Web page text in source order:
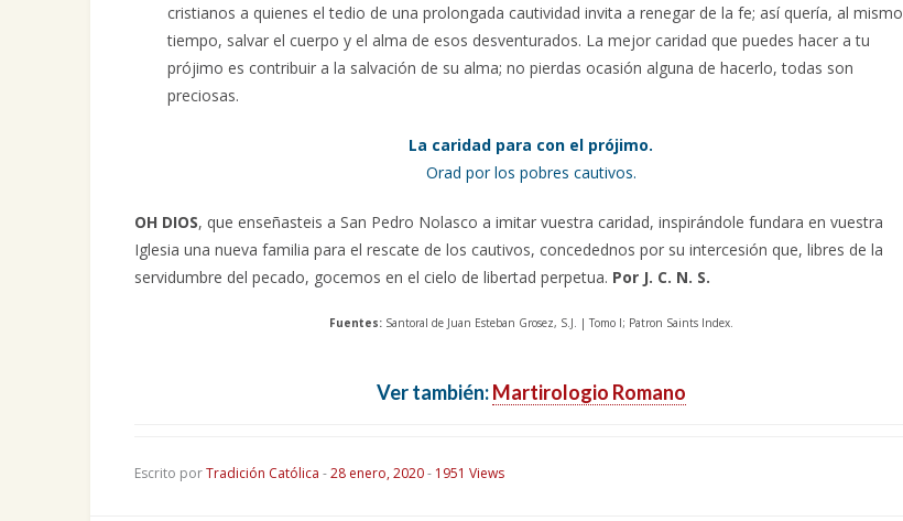
cristianos a quienes el tedio de una prolongada cautividad invita a renegar de la fe; así quería, al mismo
tiempo, salvar el cuerpo y el alma de esos desventurados. La mejor caridad que puedes hacer a tu
prójimo es contribuir a la salvación de su alma; no pierdas ocasión alguna de hacerlo, todas son
preciosas.
La caridad para con el prójimo.
Orad por los pobres cautivos.
OH DIOS, que enseñasteis a San Pedro Nolasco a imitar vuestra caridad, inspirándole fundara en vuestra
Iglesia una nueva familia para el rescate de los cautivos, concedednos por su intercesión que, libres de la
servidumbre del pecado, gocemos en el cielo de libertad perpetua. Por J. C. N. S.
Fuentes:Santoral de Juan Esteban Grosez, S.J. | Tomo I; Patron Saints Index.
Ver también: Martirologio Romano
Escrito porTradición Católica -28 enero, 2020- 1951 Views